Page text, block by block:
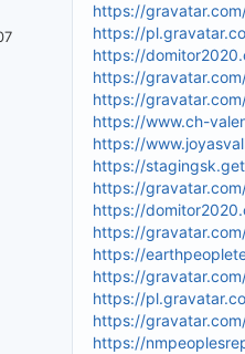
https://
https://
https://
https://
https://
https://www.ch-
https://
https://
https://
https://
https://
https://
https://
https://
https://
https://